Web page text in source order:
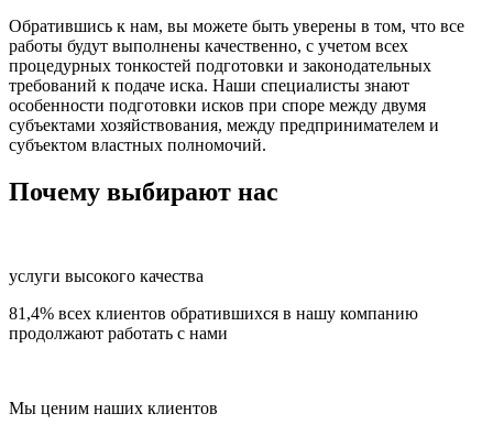
Обратившись к нам, вы можете быть уверены в том, что все
работы будут выполнены качественно, с учетом всех
процедурных тонкостей подготовки и законодательных
требований к подаче иска. Наши специалисты знают
особенности подготовки исков при споре между двумя
субъектами хозяйствования, между предпринимателем и
субъектом властных полномочий.
Почему выбирают нас
услуги высокого качества
81,4% всех клиентов обратившихся в нашу компанию
продолжают работать с нами
Мы ценим наших клиентов